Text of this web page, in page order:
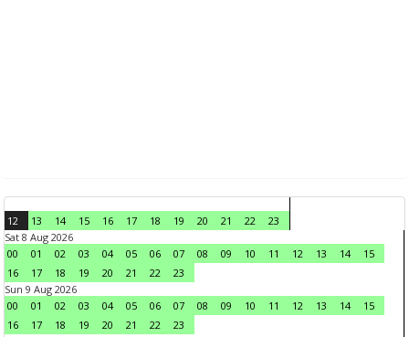
12 13 14 15 16 17 18 19 20 21 22
23
Sat 8 Aug 2026
00
01 02 03 04 05 06 07 08 09 10 11 12 13 14
15
16
17 18 19 20 21 22
23
Sun 9 Aug 2026
00
01 02 03 04 05 06 07 08 09 10 11 12 13 14
15
16
17 18 19 20 21 22
23